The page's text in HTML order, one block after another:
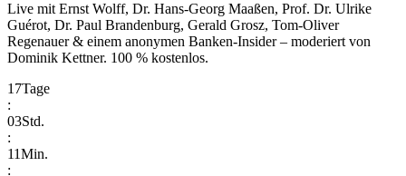
Live mit Ernst Wolff, Dr. Hans-Georg Maaßen, Prof. Dr. Ulrike
Guérot, Dr. Paul Brandenburg, Gerald Grosz, Tom-Oliver
Regenauer & einem anonymen Banken-Insider– moderiert von
Dominik Kettner. 100 % kostenlos.
17Tage
:
03Std.
:
11Min.
: